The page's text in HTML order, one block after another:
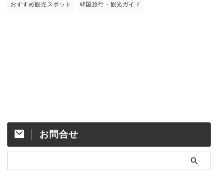
おすすめ観光スポット 韓国旅行・観光ガイド
お問合せ